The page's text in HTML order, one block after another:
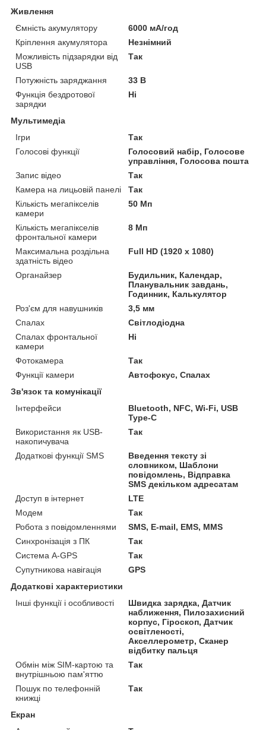
Живлення
Ємність акумулятору
6000 мА/год
Кріплення акумулятора
Незнімний
Можливість підзарядки від
USB
Так
Потужність заряджання
33 В
Функція бездротової
зарядки
Ні
Мультимедіа
Ігри
Так
Голосові функції
Голосовий набір, Голосове
управління, Голосова пошта
Запис відео
Так
Камера на лицьовій панелі
Так
Кількість мегапікселів
камери
50 Мп
Кількість мегапікселів
фронтальної камери
8 Мп
Максимальна роздільна
здатність відео
Full HD (1920 x 1080)
Органайзер
Будильник, Календар,
Планувальник завдань,
Годинник, Калькулятор
Роз'єм для навушників
3,5 мм
Спалах
Світлодіодна
Спалах фронтальної
камери
Ні
Фотокамера
Так
Функції камери
Автофокус, Спалах
Зв'язок та комунікації
Інтерфейси
Bluetooth, NFC, Wi-Fi, USB
Type-C
Використання як USB-
накопичувача
Так
Додаткові функції SMS
Введення тексту зі
словником, Шаблони
повідомлень, Відправка
SMS декільком адресатам
Доступ в інтернет
LTE
Модем
Так
Робота з повідомленнями
SMS, E-mail, EMS, MMS
Синхронізація з ПК
Так
Система A-GPS
Так
Супутникова навігація
GPS
Додаткові характеристики
Інші функції і особливості
Швидка зарядка, Датчик
наближення, Пилозахисний
корпус, Гіроскоп, Датчик
освітленості,
Акселлерометр, Сканер
відбитку пальця
Обмін між SIM-картою та
внутрішньою пам'яттю
Так
Пошук по телефонній
книжці
Так
Екран